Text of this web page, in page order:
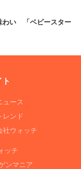
わい 「ベビースター
ュース
レンド
社ウォッチ
ッチ
ンマニア